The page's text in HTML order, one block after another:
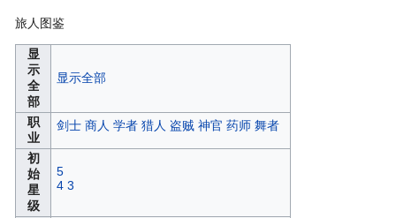
旅人图鉴
显
示
全
部
显示全部
职
业
剑士 商人 学者 猎人 盗贼 神官 药师 舞者
初
始
星
级
5
4 3